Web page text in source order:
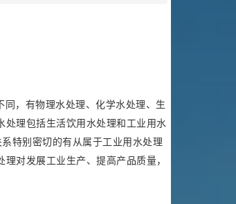
，有物理水处理、化学水处理、生
理包括生活饮用水处理和工业用水
特别密切的有从属于工业用水处理
对发展工业生产、提高产品质量，